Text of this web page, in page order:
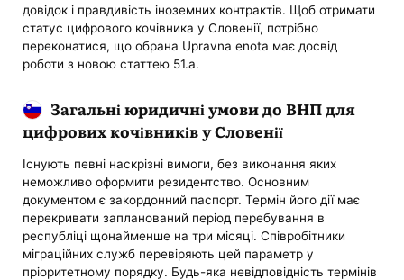
довідок і правдивість іноземних контрактів. Щоб отримати
статус цифрового кочівника у Словенії, потрібно
переконатися, що обрана Upravna enota має досвід
роботи з новою статтею 51.a.
Загальні юридичні умови до ВНП для
цифрових кочівників у Словенії
Існують певні наскрізні вимоги, без виконання яких
неможливо оформити резидентство. Основним
документом є закордонний паспорт. Термін його дії має
перекривати запланований період перебування в
республіці щонайменше на три місяці. Співробітники
міграційних служб перевіряють цей параметр у
пріоритетному порядку. Будь-яка невідповідність термінів